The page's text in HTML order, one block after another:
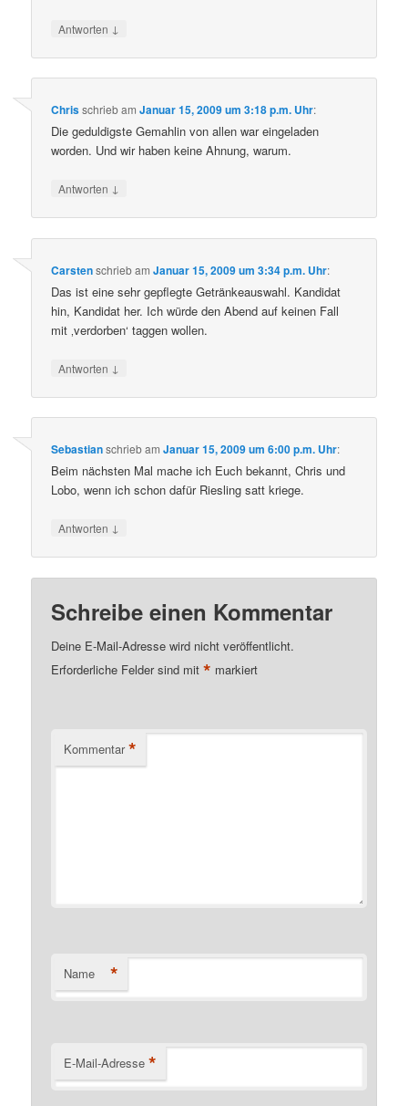
Antworten ↓
ChrisschriebamJanuar 15, 2009 um 3:18 p.m. Uhr:
Die geduldigste Gemahlin von allen war eingeladen
worden. Und wir haben keine Ahnung, warum.
Antworten ↓
CarstenschriebamJanuar 15, 2009 um 3:34 p.m. Uhr:
Das ist eine sehr gepflegte Getränkeauswahl. Kandidat
hin, Kandidat her. Ich würde den Abend auf keinen Fall
mit ‚verdorben‘ taggen wollen.
Antworten ↓
SebastianschriebamJanuar 15, 2009 um 6:00 p.m. Uhr:
Beim nächsten Mal mache ich Euch bekannt, Chris und
Lobo, wenn ich schon dafür Riesling satt kriege.
Antworten ↓
Schreibe einen Kommentar
Deine E-Mail-Adresse wird nicht veröffentlicht.
Erforderliche Felder sind mit* markiert
Kommentar *
Name *
E-Mail-Adresse *